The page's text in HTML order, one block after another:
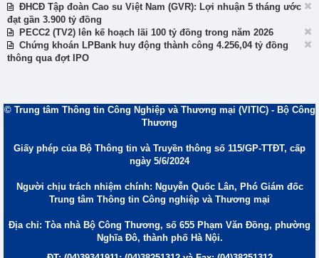
ĐHCĐ Tập đoàn Cao su Việt Nam (GVR): Lợi nhuận 5 tháng ước
đạt gần 3.900 tỷ đồng
PECC2 (TV2) lên kế hoạch lãi 100 tỷ đồng trong năm 2026
Chứng khoán LPBank huy động thành công 4.256,04 tỷ đồng
thông qua đợt IPO
© Trung tâm Thông tin Công Nghiệp và Thương mại (VITIC) - Bộ Công
Thương
Giấy phép của Bộ Thông tin và Truyền thông số 115/GP-TTĐT, cấp
ngày 5/6/2024
Người chịu trách nhiệm chính: Nguyễn Quốc Lân, Phó Giám đốc
Trung tâm Thông tin Công nghiệp và Thương mại
Địa chỉ: Tòa nhà Bộ Công Thương, số 655 Phạm Văn Đồng, phường
Nghĩa Đô, thành phố Hà Nội.